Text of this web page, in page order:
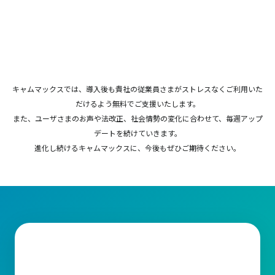
キャムマックスでは、導入後も貴社の従業員さまがストレスなくご利用いた
だけるよう無料でご支援いたします。
また、ユーザさまのお声や法改正、社会情勢の変化に合わせて、毎週アップ
デートを続けていきます。
進化し続けるキャムマックスに、今後もぜひご期待ください。